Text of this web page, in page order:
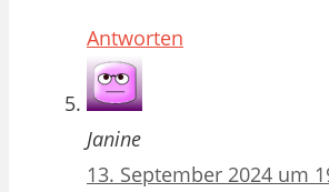
Antworten
Janine
13. September 2024 um